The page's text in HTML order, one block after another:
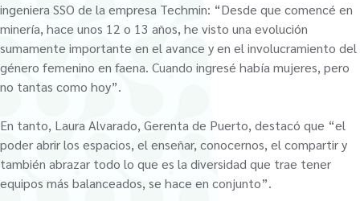
ingeniera SSO de la empresa Techmin: “Desde que comencé en
minería, hace unos 12 o 13 años, he visto una evolución
sumamente importante en el avance y en el involucramiento del
género femenino en faena. Cuando ingresé había mujeres, pero
no tantas como hoy”.
En tanto, Laura Alvarado, Gerenta de Puerto, destacó que “el
poder abrir los espacios, el enseñar, conocernos, el compartir y
también abrazar todo lo que es la diversidad que trae tener
equipos más balanceados, se hace en conjunto”.